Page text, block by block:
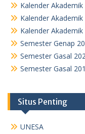
Kalender
Kalender
Kalender
Semester Genap
Semester Gasal
Semester Gasal
Situs Penting
UNESA